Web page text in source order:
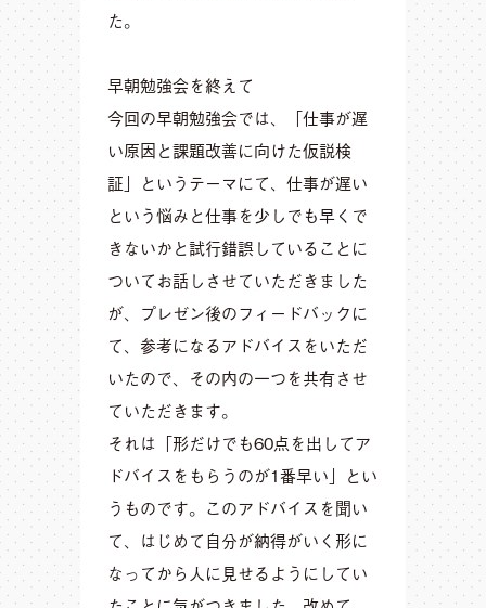
た。
早朝勉強会を終えて
今回の早朝勉強会では、「仕事が遅
い原因と課題改善に向けた仮説検
証」というテーマにて、仕事が遅い
という悩みと仕事を少しでも早くで
きないかと試行錯誤していることに
ついてお話しさせていただきました
が、プレゼン後のフィードバックに
て、参考になるアドバイスをいただ
いたので、その内の一つを共有させ
ていただきます。
それは「形だけでも60点を出してア
ドバイスをもらうのが1番早い」とい
うものです。このアドバイスを聞い
て、はじめて自分が納得がいく形に
なってから人に見せるようにしてい